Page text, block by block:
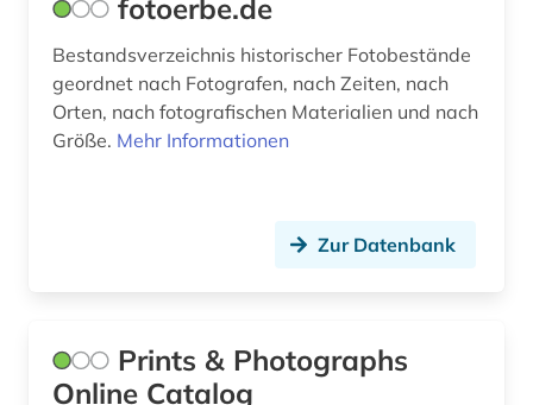
fotoerbe.de
Bestandsverzeichnis historischer Fotobestände
geordnet nach Fotografen, nach Zeiten, nach
Orten, nach fotografischen Materialien und nach
Größe. Mehr Informationen
Zur Datenbank
Prints & Photographs
Online Catalog